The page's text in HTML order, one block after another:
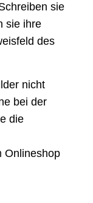
sie
sie ihre
des
nicht
bei der
die
Onlineshop